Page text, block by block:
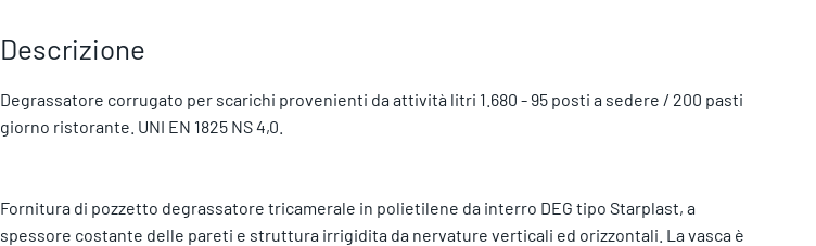
Descrizione
Degrassatore corrugato per scarichi provenienti da attività litri 1.680 - 95 posti a sedere / 200 pasti
giorno ristorante. UNI EN 1825 NS 4,0.
Fornitura di pozzetto degrassatore tricamerale in polietilene da interro DEG tipo Starplast, a
spessore costante delle pareti e struttura irrigidita da nervature verticali ed orizzontali. La vasca è